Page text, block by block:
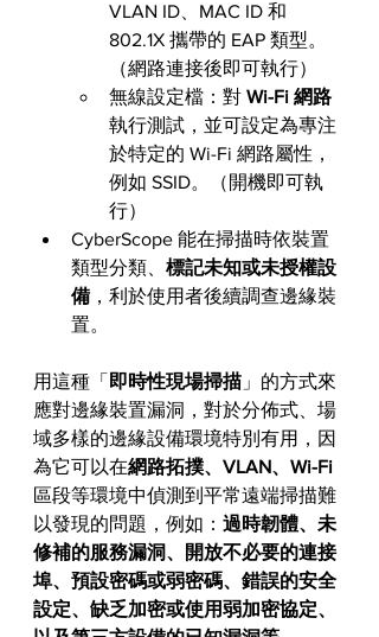
VLAN ID、MAC ID 和
802.1X 攜帶的 EAP 類型。
（網路連接後即可執行）
無線設定檔：對 Wi-Fi 網路
執行測試，並可設定為專注
於特定的 Wi-Fi 網路屬性，
例如 SSID。（開機即可執
行）
CyberScope 能在掃描時依裝置
類型分類、 標記未知或未授權設
備 ，利於使用者後續調查邊緣裝
置。
用這種「 即時性現場掃描 」的方式來
應對邊緣裝置漏洞，對於分佈式、場
域多樣的邊緣設備環境特別有用，因
為它可以在網路拓撲、VLAN、Wi-Fi
區段等環境中偵測到平常遠端掃描難
以發現的問題，例如： 過時韌體、未
修補的服務漏洞、開放不必要的連接
埠、預設密碼或弱密碼、錯誤的安全
設定、缺乏加密或使用弱加密協定、